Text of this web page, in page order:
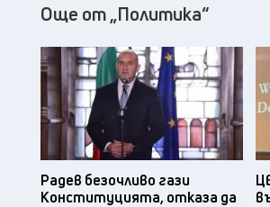
Още от „Политика“
Радев безочливо гази
Конституцията, отказа да